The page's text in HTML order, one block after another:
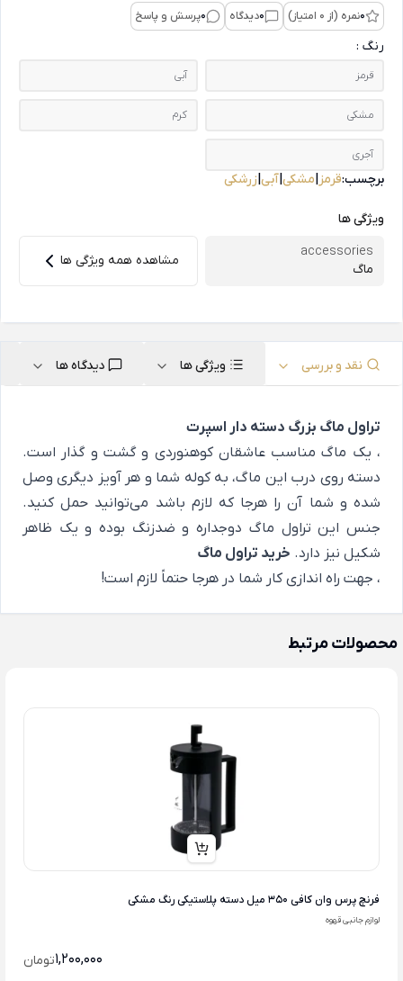
0نمره (از 0 امتیاز) 0دیدگاه 0پرسش و پاسخ
رنگ :
قرمز آبی
مشکی کرم
آجری
برچسب:قرمز مشکی آبی زرشکی
ویژگی ها
accessories
ماگ
مشاهده همه ویژگی ها
نقد و بررسی ویژگی ها دیدگاه ها
تراول ماگ بزرگ دسته دار اسپرت
، یک ماگ مناسب عاشقان کوهنوردی و گشت و گذار است.
دسته روی درب این ماگ، به کوله شما و هر آویز دیگری وصل
شده و شما آن را هرجا که لازم باشد می‌توانید حمل کنید.
جنس این تراول ماگ دوجداره و ضدزنگ بوده و یک ظاهر
شکیل نیز دارد. خرید تراول ماگ
، جهت راه اندازی کار شما در هرجا حتماً لازم است!
محصولات مرتبط
فرنچ پرس وان کافی 350 میل دسته پلاستیکی رنگ مشکی
لوازم جانبی قهوه
1,200,000تومان